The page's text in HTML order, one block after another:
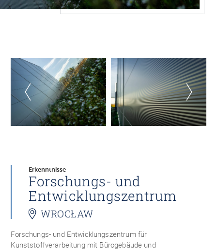
Erkenntnisse
Forschungs- und
Entwicklungszentrum
WROCŁAW
Forschungs- und Entwicklungszentrum für
Kunststoffverarbeitung mit Bürogebäude und